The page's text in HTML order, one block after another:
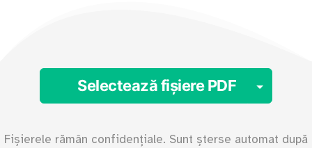
Selectează fișiere PDF
Fișierele rămân confidențiale. Sunt șterse automat după